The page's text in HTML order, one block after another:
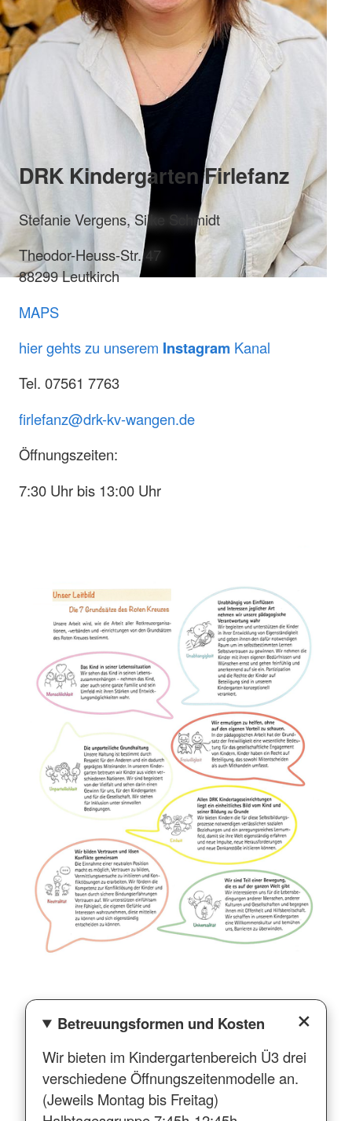
DRK Kindergarten Firlefanz
Stefanie Vergens, Silke Schmidt
Theodor-Heuss-Str. 47
88299 Leutkirch
MAPS
hier gehts zu unserem Instagram Kanal
Tel. 07561 7763
firlefanz@drk-kv-wangen.de
Öffnungszeiten:
7:30 Uhr bis 13:00 Uhr
Betreuungsformen und Kosten
Wir bieten im Kindergartenbereich Ü3 drei
verschiedene Öffnungszeitenmodelle an.
(Jeweils Montag bis Freitag)